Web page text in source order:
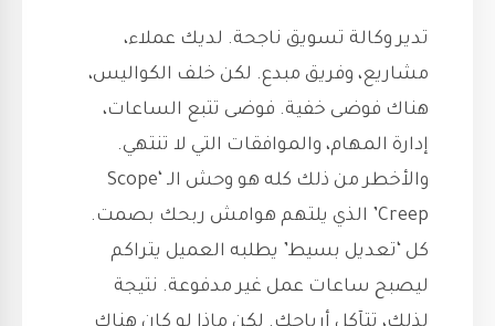
تدير وكالة تسويق ناجحة. لديك عملاء،
مشاريع، وفريق مبدع. لكن خلف الكواليس،
هناك فوضى خفية. فوضى تتبع الساعات،
إدارة المهام، والموافقات التي لا تنتهي.
والأخطر من ذلك كله هو وحش الـ ‘Scope
Creep’ الذي يلتهم هوامش ربحك بصمت.
كل ‘تعديل بسيط’ يطلبه العميل يتراكم
ليصبح ساعات عمل غير مدفوعة. نتيجة